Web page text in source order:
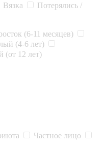
Вязка
Потерялись /
(6-11 месяцев)
(4-6 лет)
(от 12 лет)
Частное лицо